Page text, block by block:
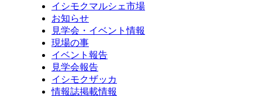
イシモクマルシェ市場
お知らせ
見学会・イベント情報
現場の事
イベント報告
見学会報告
イシモクザッカ
情報誌掲載情報